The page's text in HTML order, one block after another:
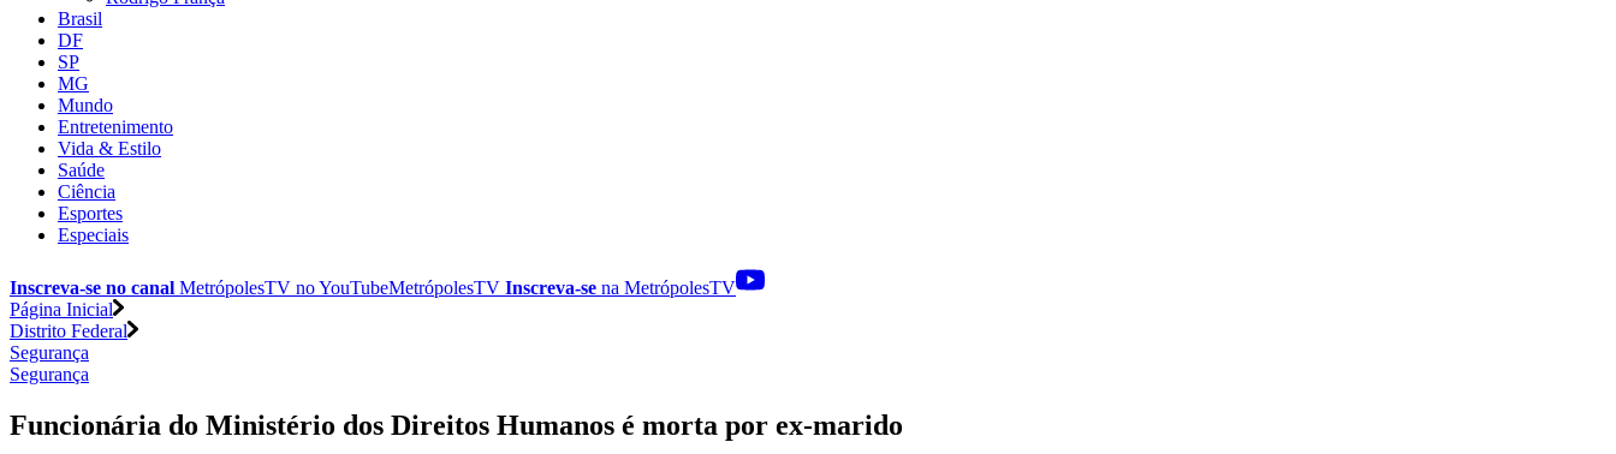
Brasil
DF
SP
MG
Mundo
Entretenimento
Vida & Estilo
Saúde
Ciência
Esportes
Especiais
Inscreva-se no canal MetrópolesTV noYouTubeMetrópolesTV Inscreva-se na MetrópolesTV
Página Inicial
Distrito Federal
Segurança
Segurança
Funcionária do Ministério dos Direitos Humanos é morta por ex-marido